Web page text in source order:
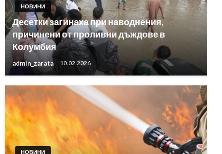
НОВИНИ
Десетки загинаха при наводнения,
причинени от проливни дъждове в
Колумбия
admin_zarata 10.02.2026
НОВИНИ